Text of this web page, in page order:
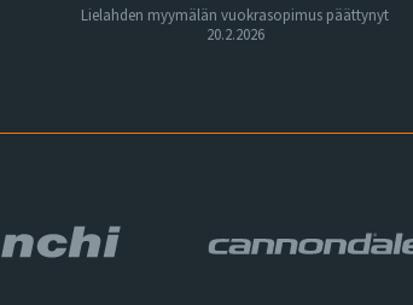
Lielahden myymälän vuokrasopimus päättynyt
20.2.2026